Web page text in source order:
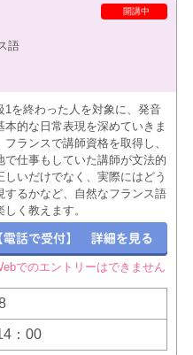
開講中
語
1を終わった人を対象に、発音
本的な日常表現を深めていきま
フランスで講師資格を取得し、
で仕事もしていた講師が文法的
しいだけでなく、実際にはどう
するかなど、自然なフランス語
しく教えます。
でのエントリーはできません
：00